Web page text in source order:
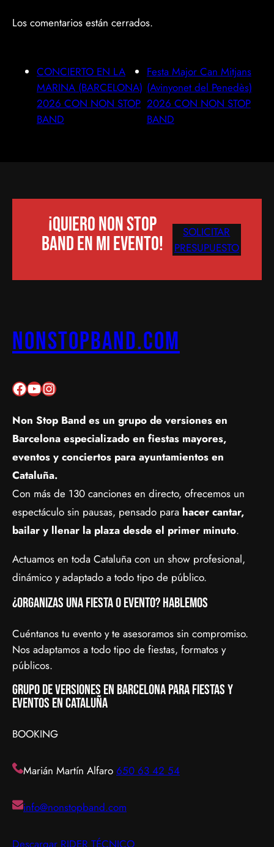
Los comentarios están cerrados.
CONCIERTO EN LA
MARINA (BARCELONA)
2026 CON NON STOP
BAND
Festa Major Can Mitjans
(Avinyonet del Penedès)
2026 CON NON STOP
BAND
¡Quiero Non Stop
Band en mi evento!
SOLICITAR
PRESUPUESTO
nonstopband.com
Facebook YouTube Instagram
Non Stop Band es un grupo de versiones en
Barcelona especializado en fiestas mayores,
eventos y conciertos para ayuntamientos en
Cataluña.
Con más de 130 canciones en directo, ofrecemos un
espectáculo sin pausas, pensado para hacer cantar,
bailar y llenar la plaza desde el primer minuto.
Actuamos en toda Cataluña con un show profesional,
dinámico y adaptado a todo tipo de público.
¿Organizas una fiesta o evento? Hablemos
Cuéntanos tu evento y te asesoramos sin compromiso.
Nos adaptamos a todo tipo de fiestas, formatos y
públicos.
Grupo de versiones en Barcelona para fiestas y
eventos en Cataluña
BOOKING
Marián Martín Alfaro 650 63 42 54
info@nonstopband.com